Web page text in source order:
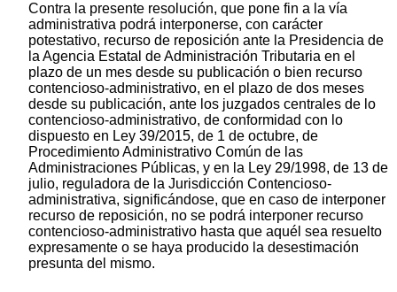
Contra la presente resolución, que pone fin a la vía
administrativa podrá interponerse, con carácter
potestativo, recurso de reposición ante la Presidencia de
la Agencia Estatal de Administración Tributaria en el
plazo de un mes desde su publicación o bien recurso
contencioso-administrativo, en el plazo de dos meses
desde su publicación, ante los juzgados centrales de lo
contencioso-administrativo, de conformidad con lo
dispuesto en Ley 39/2015, de 1 de octubre, de
Procedimiento Administrativo Común de las
Administraciones Públicas, y en la Ley 29/1998, de 13 de
julio, reguladora de la Jurisdicción Contencioso-
administrativa, significándose, que en caso de interponer
recurso de reposición, no se podrá interponer recurso
contencioso-administrativo hasta que aquél sea resuelto
expresamente o se haya producido la desestimación
presunta del mismo.